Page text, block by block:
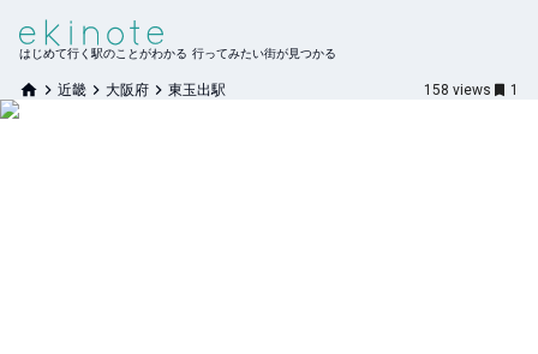
はじめて行く駅のことがわかる 行ってみたい街が見つかる
近畿 大阪府 東玉出駅 158 views 1